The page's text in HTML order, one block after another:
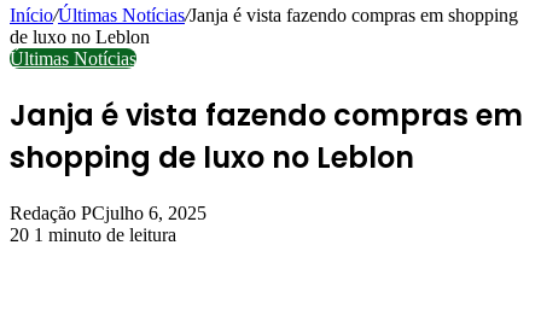
Início/Últimas Notícias/Janja é vista fazendo compras em shopping
de luxo no Leblon
Últimas Notícias
Janja é vista fazendo compras em
shopping de luxo no Leblon
Redação PCjulho 6, 2025
20 1 minuto de leitura